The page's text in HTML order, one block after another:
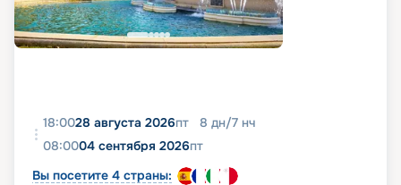
18:0028 августа 2026пт 8 дн/7 нч
08:0004 сентября 2026пт
Вы посетите 4 страны: